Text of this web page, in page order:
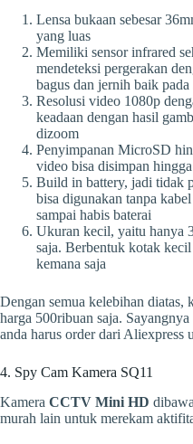
Lensa bukaan sebesar
yang luas
Memiliki sensor infrared
mendeteksi pergerakan
bagus dan jernih baik
Resolusi video 1080p
keadaan dengan hasil
dizoom
Penyimpanan MicroSD
video bisa disimpan
Build in battery, jadi tidak
bisa digunakan tanpa
sampai habis baterai
Ukuran kecil, yaitu hanya
saja. Berbentuk kotak
kemana saja
Dengan semua kelebihan diatas,
harga 500ribuan saja.
anda harus order dari Aliexpress
4. Spy Cam Kamera SQ11
Kamera CCTV Mini HD
murah lain untuk merekam